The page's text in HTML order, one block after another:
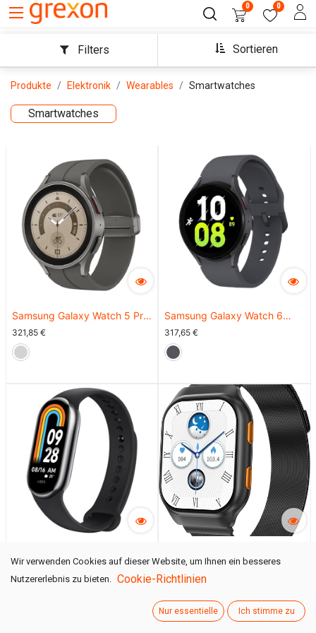
0 0
Sortieren
Filters
Produkte Elektronik Wearables Smartwatches
Smartwatches
Samsung Galaxy Watch 5 Pro
R925 45mm LTE Grau
Titanium DE SM-
R925FZTADBT
321,85€
Samsung Galaxy Watch 6
R945 44mm 4G Graphit EU
SM-R945FZKADBT
317,65 €
Xiaomi Smart Band 8 -
UFUZON Ishiva Smartwatch
1,96 Zoll AMOLED HD-Display
für mit Bluetooth-Telefonie
Wir verwenden Cookies auf dieser Website, um Ihnen ein besseres
Nutzererlebnis zu bieten.
Cookie-Richtlinien
Nur essentielle Ich stimme zu